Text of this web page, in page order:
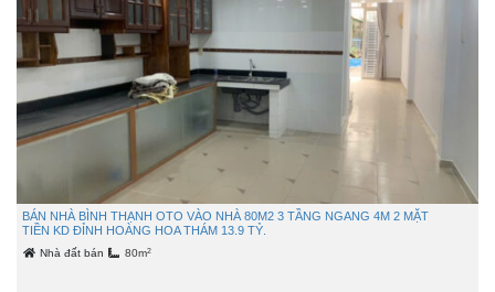
BÁN NHÀ BÌNH THẠNH OTO VÀO NHÀ 80M2 3 TẦNG NGANG 4M 2 MẶT
TIỀN KD ĐỈNH HOÀNG HOA THÁM 13.9 TỶ.
Nhà đất bán 80m2